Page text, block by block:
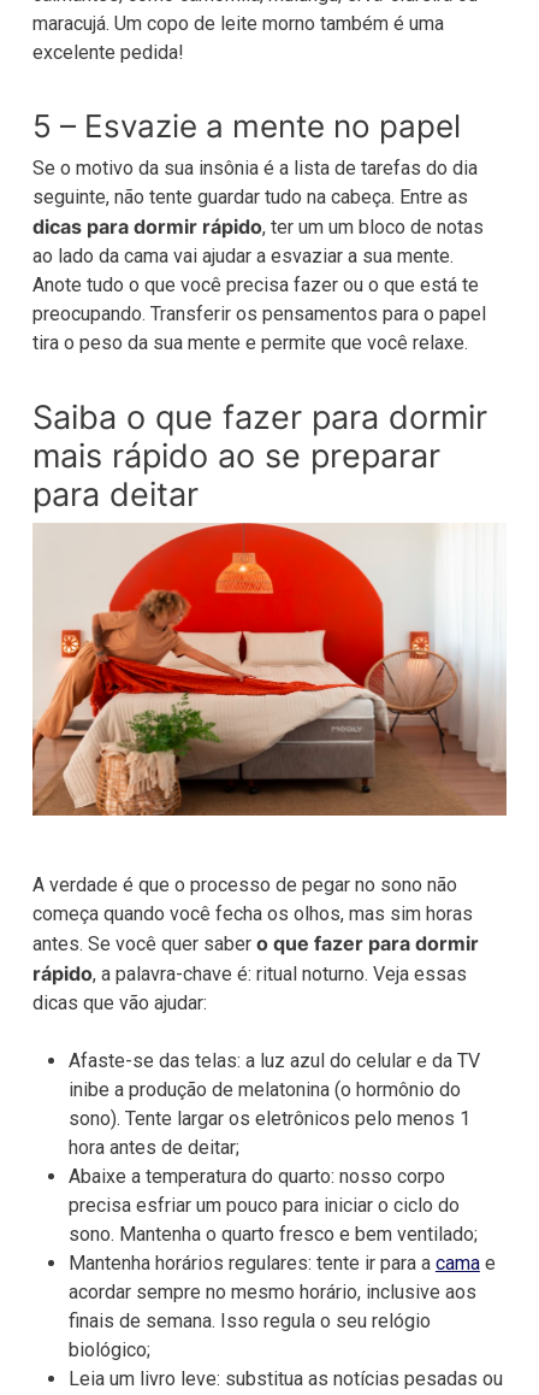
maracujá. Um copo de leite morno também é uma
excelente pedida!
5 – Esvazie a mente no papel
Se o motivo da sua insônia é a lista de tarefas do dia
seguinte, não tente guardar tudo na cabeça. Entre as
dicas para dormir rápido, ter um um bloco de notas
ao lado da cama vai ajudar a esvaziar a sua mente.
Anote tudo o que você precisa fazer ou o que está te
preocupando. Transferir os pensamentos para o papel
tira o peso da sua mente e permite que você relaxe.
Saiba o que fazer para dormir
mais rápido ao se preparar
para deitar
A verdade é que o processo de pegar no sono não
começa quando você fecha os olhos, mas sim horas
antes. Se você quer saber o que fazer para dormir
rápido, a palavra-chave é: ritual noturno. Veja essas
dicas que vão ajudar:
Afaste-se das telas: a luz azul do celular e da TV
inibe a produção de melatonina (o hormônio do
sono). Tente largar os eletrônicos pelo menos 1
hora antes de deitar;
Abaixe a temperatura do quarto: nosso corpo
precisa esfriar um pouco para iniciar o ciclo do
sono. Mantenha o quarto fresco e bem ventilado;
Mantenha horários regulares: tente ir para a camae
acordar sempre no mesmo horário, inclusive aos
finais de semana. Isso regula o seu relógio
biológico;
Leia um livro leve: substitua as notícias pesadas ou